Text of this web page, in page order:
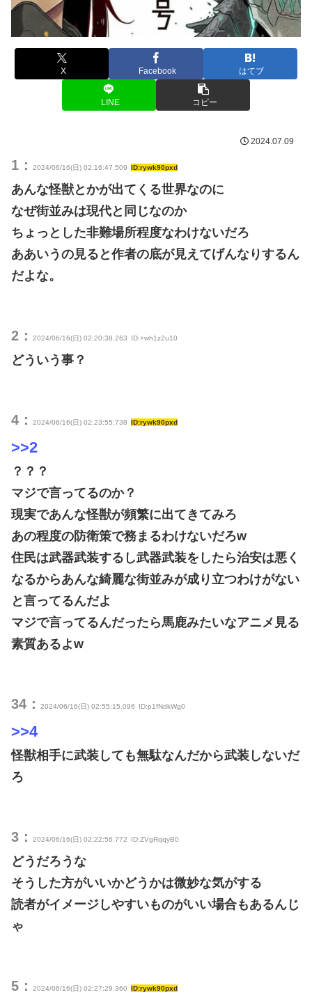
X Facebook はてブ
LINE コピー
2024.07.09
1： 2024/06/16(日) 02:16:47.509 ID:rywk90pxd
あんな怪獣とかが出てくる世界なのに
なぜ街並みは現代と同じなのか
ちょっとした非難場所程度なわけないだろ
ああいうの見ると作者の底が見えてげんなりするん
だよな。
2： 2024/06/16(日) 02:20:38.263 ID:+wh1z2u10
どういう事？
4： 2024/06/16(日) 02:23:55.738 ID:rywk90pxd
>>2
？？？
マジで言ってるのか？
現実であんな怪獣が頻繁に出てきてみろ
あの程度の防衛策で務まるわけないだろw
住民は武器武装するし武器武装をしたら治安は悪く
なるからあんな綺麗な街並みが成り立つわけがない
と言ってるんだよ
マジで言ってるんだったら馬鹿みたいなアニメ見る
素質あるよw
34： 2024/06/16(日) 02:55:15.096 ID:p1fNdkWg0
>>4
怪獣相手に武装しても無駄なんだから武装しないだ
ろ
3： 2024/06/16(日) 02:22:56.772 ID:ZVgRqqyB0
どうだろうな
そうした方がいいかどうかは微妙な気がする
読者がイメージしやすいものがいい場合もあるんじ
ゃ
5： 2024/06/16(日) 02:27:29.360 ID:rywk90pxd